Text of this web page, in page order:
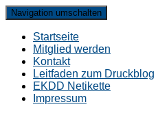
Navigation umschalten
Startseite
Mitglied werden
Kontakt
Leitfaden zum Druckblog
EKDD Netikette
Impressum